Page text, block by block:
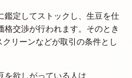
鑑定してストックし、生豆を仕
格交渉が行われます。そのとき
リーンなどが取引の条件とし
を欲しがっている人は